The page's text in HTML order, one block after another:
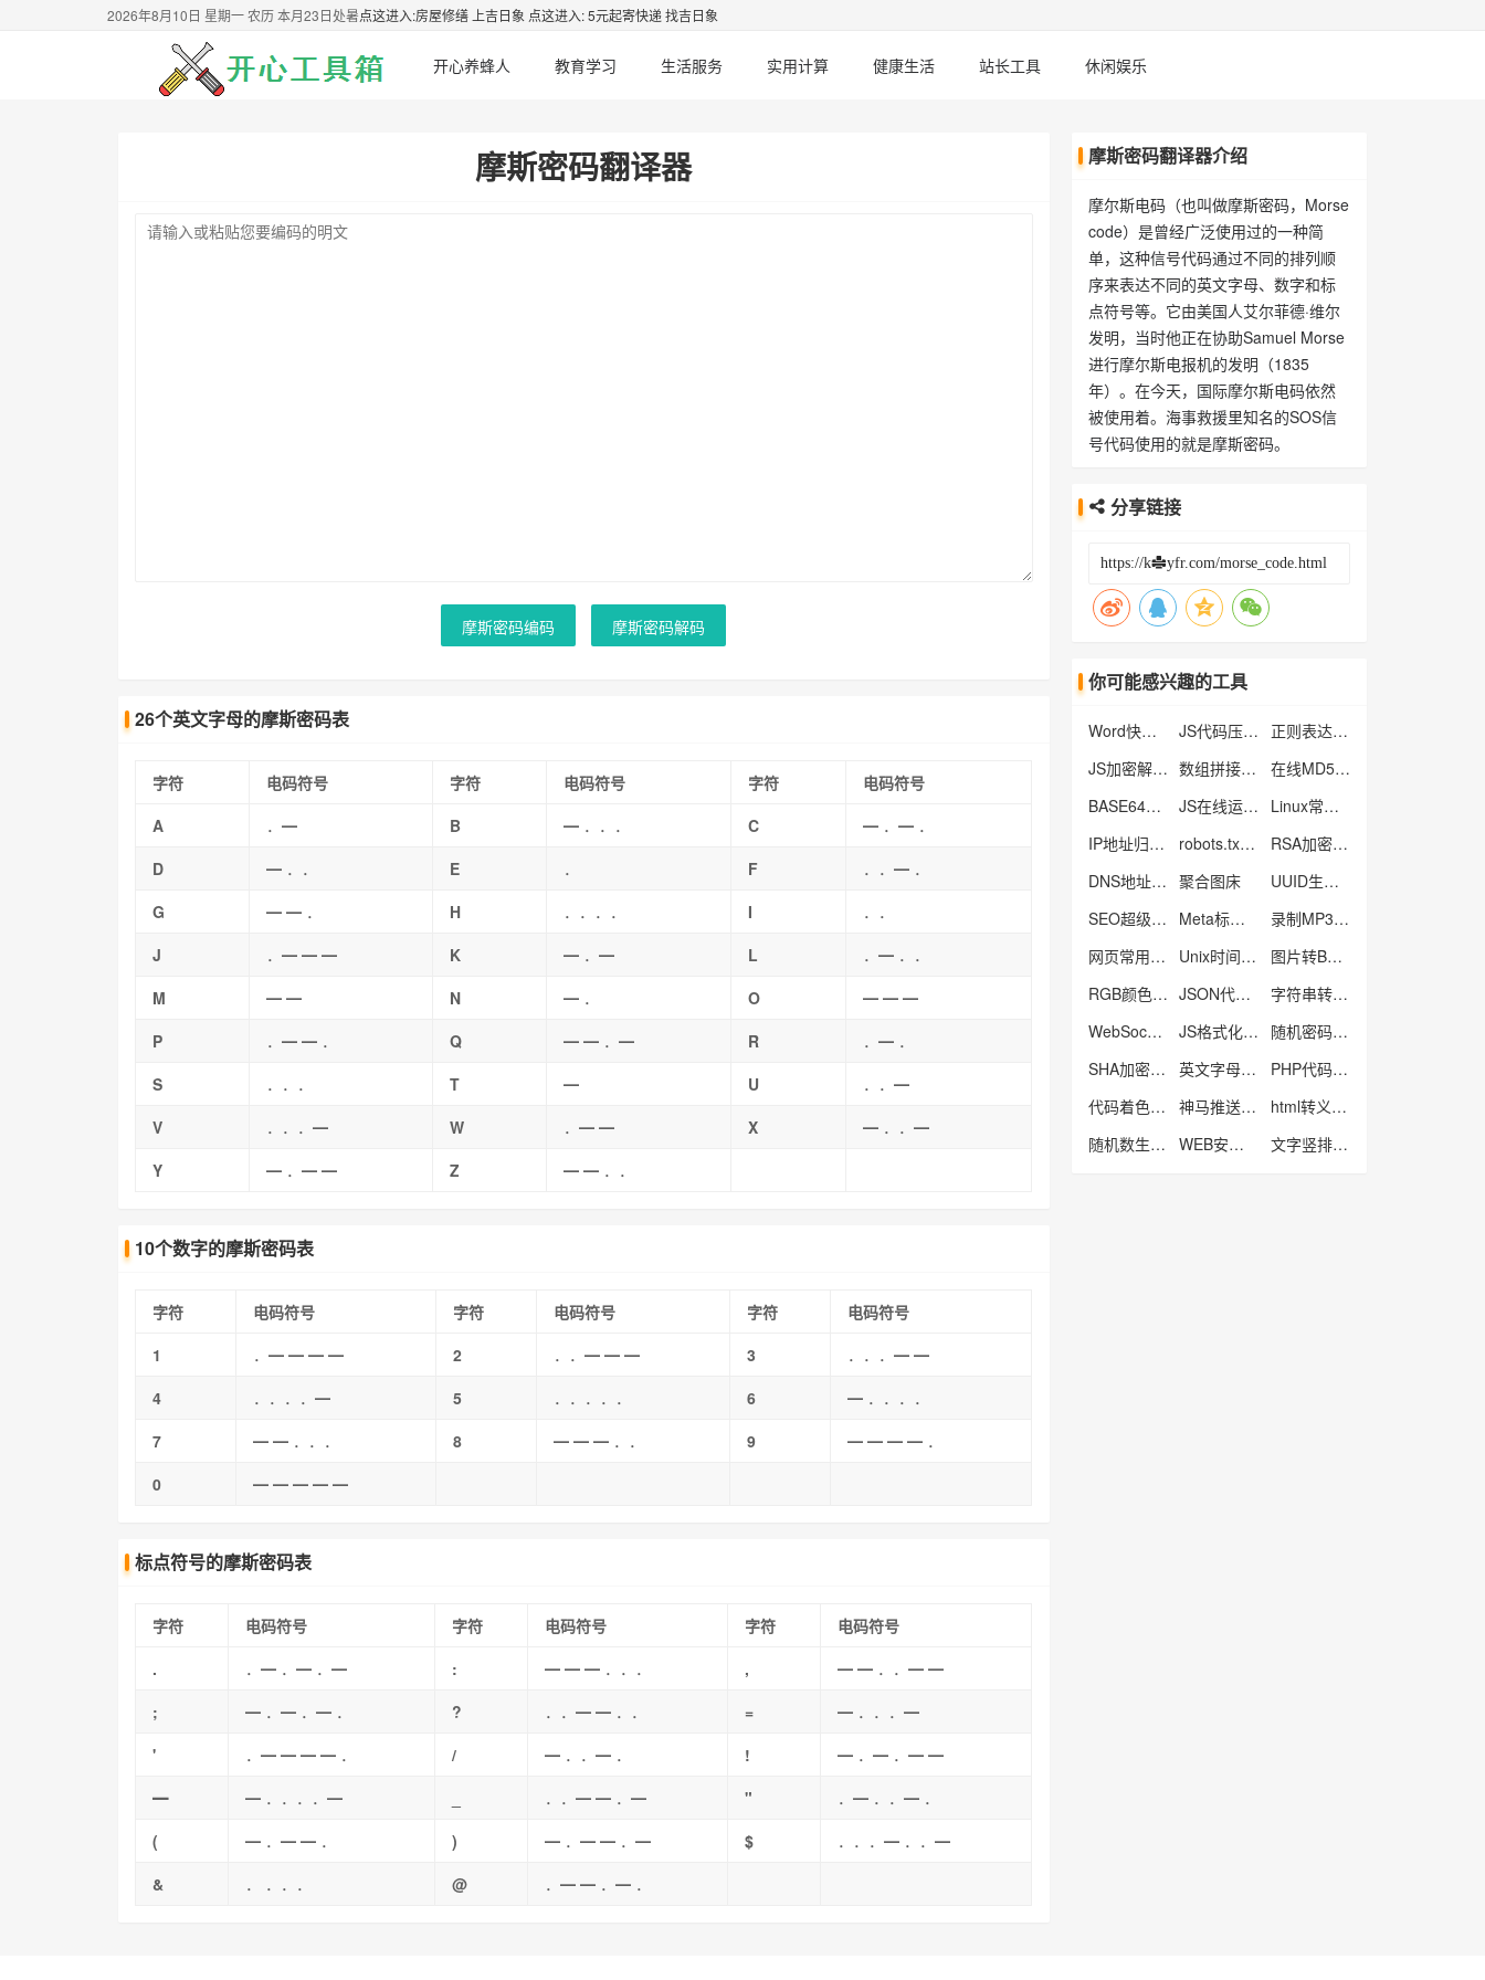
2026年8月10日 星期一 农历 本月23日处暑点这进入:房屋修缮 上吉日象 点这进入: 5元起寄快递 找吉日象
开心养蜂人 教育学习 生活服务 实用计算 健康生活 站长工具 休闲娱乐
摩斯密码翻译器
摩斯密码编码 摩斯密码解码
26个英文字母的摩斯密码表
字符 电码符号 字符 电码符号 字符
电码符号
A
．━ B ━ ．．． C
━ ．━ ．
D
━ ．． E ． F
．．━ ．
G
━ ━ ． H ．．．． I
．．
J
．━ ━ ━ K ━ ．━ L
．━ ．．
M
━ ━ N ━ ． O
━ ━ ━
P
．━ ━ ． Q ━ ━ ．━ R
．━ ．
S
．．． T ━ U
．．━
V
．．．━ W ．━ ━ X
━ ．．━
Y
━ ．━ ━ Z ━ ━ ．．
10个数字的摩斯密码表
字符 电码符号 字符 电码符号 字符
电码符号
1
．━ ━ ━ ━ 2 ．．━ ━ ━ 3
．．．━ ━
4
．．．．━ 5 ．．．．． 6
━ ．．．．
7
━ ━ ．．． 8 ━ ━ ━ ．． 9
━ ━ ━ ━ ．
0
━ ━ ━ ━ ━
标点符号的摩斯密码表
字符 电码符号 字符 电码符号 字符
电码符号
.
．━ ．━ ．━ : ━ ━ ━ ．．． ,
━ ━ ．．━ ━
;
━ ．━ ．━ ． ? ．．━ ━ ．． =
━ ．．．━
'
．━ ━ ━ ━ ． / ━ ．．━ ． !
━ ．━ ．━ ━
━
━ ．．．．━ ．．━ ━ ．━ "
．━ ．．━ ．
(
━ ．━ ━ ． ) ━ ．━ ━ ．━ $
．．．━ ．．━
&
． ．．． @ ．━ ━ ．━ ．
摩斯密码翻译器介绍
摩尔斯电码（也叫做摩斯密码，Morse
code）是曾经广泛使用过的一种简
单，这种信号代码通过不同的排列顺
序来表达不同的英文字母、数字和标
点符号等。它由美国人艾尔菲德·维尔
发明，当时他正在协助Samuel Morse
进行摩尔斯电报机的发明（1835
年）。在今天，国际摩尔斯电码依然
被使用着。海事救援里知名的SOS信
号代码使用的就是摩斯密码。
分享链接
你可能感兴趣的工具
Word快捷键 JS代码压缩工具
正则表达式工具
JS加密解密工具
数组拼接字符串工具
在线MD5批量加密
BASE64编码解码
JS在线运行工具
Linux常用命令大全
IP地址归属地查询
robots.txt文件生成工具
RSA加密解密工具
DNS地址列表 聚合图床
UUID生成器
SEO超级外链工具
Meta标签生成工具
录制MP3音频
网页常用色彩
Unix时间戳转换器
图片转Base64工具
RGB颜色对照表
JSON代码格式化工具
字符串转数组工具
WebSocket在线测试工具
JS格式化工具
随机密码生成器
SHA加密工具
英文字母大小写转工具
PHP代码格式化工具
代码着色高亮工具
神马推送工具
html转义工具
随机数生成器
WEB安全色 文字竖排工具